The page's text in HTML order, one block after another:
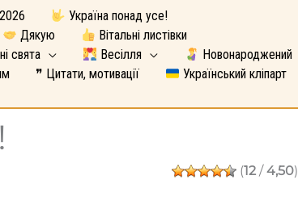
Україна понад усе!
Дякую
Вітальні листівки
свята Весілля
Новонароджений
❞ Цитати, мотивації
Український кліпарт
(12 /4,50)